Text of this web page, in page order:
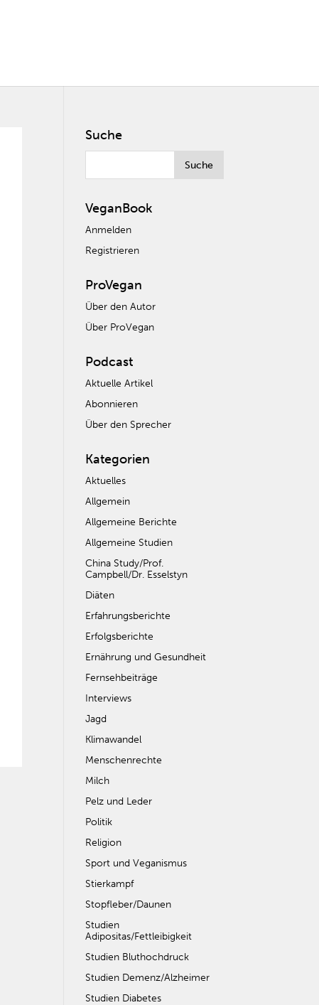
Suche
VeganBook
Anmelden
Registrieren
ProVegan
Über den Autor
Über ProVegan
Podcast
Aktuelle Artikel
Abonnieren
Über den Sprecher
Kategorien
Aktuelles
Allgemein
Allgemeine Berichte
Allgemeine Studien
China Study/Prof.
Campbell/Dr. Esselstyn
Diäten
Erfahrungsberichte
Erfolgsberichte
Ernährung und Gesundheit
Fernsehbeiträge
Interviews
Jagd
Klimawandel
Menschenrechte
Milch
Pelz und Leder
Politik
Religion
Sport und Veganismus
Stierkampf
Stopfleber/Daunen
Studien
Adipositas/Fettleibigkeit
Studien Bluthochdruck
Studien Demenz/Alzheimer
Studien Diabetes